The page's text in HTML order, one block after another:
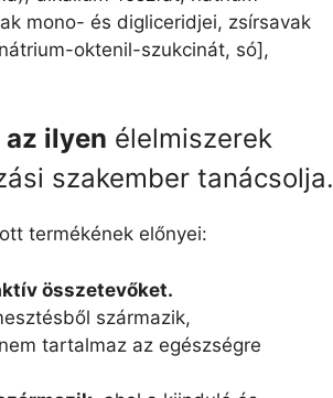
mono- és digliceridjei, zsírsavak
oktenil-szukcinát, só],
ilyen élelmiszerek
szakember tanácsolja.
termékének előnyei:
összetevőket.
származik,
tartalmaz az egészségre